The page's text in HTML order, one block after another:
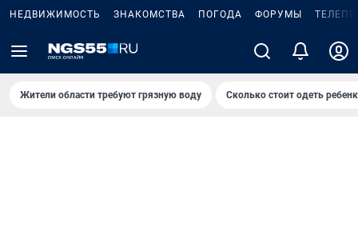
НЕДВИЖИМОСТЬ ЗНАКОМСТВА ПОГОДА ФОРУМЫ
Жители области требуют грязную воду Сколько стоит одеть